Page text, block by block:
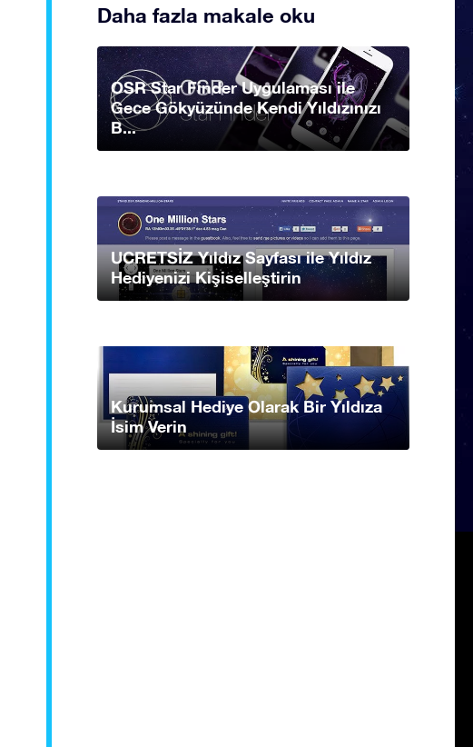
Daha fazla makale oku
OSR Star Finder Uygulaması ile
Gece Gökyüzünde Kendi Yıldızınızı
B...
UCRETSİZ Yıldız Sayfası ile Yıldız
Hediyenizi Kişiselleştirin
Kurumsal Hediye Olarak Bir Yıldıza
İsim Verin